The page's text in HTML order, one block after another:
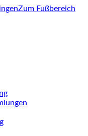
Zum Fußbereich